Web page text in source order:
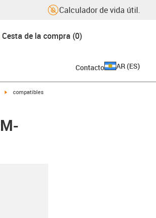
Calculador de vida útil.
Cesta de la compra (0)
Contacto AR (ES)
igus-icon-arrow-right
compatibles